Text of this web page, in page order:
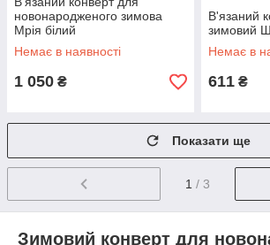
новонародженого зимова
Мрія білий
Немає в наявності
1 050 ₴
В'язаний
зимовий
Немає в
611 ₴
Показати ще
1 / 3
Зимовий конверт для